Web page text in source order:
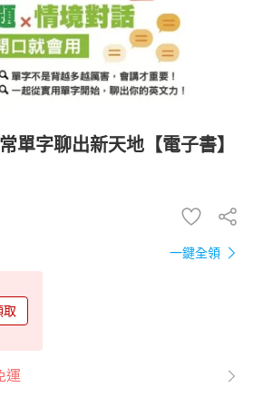
單字聊出新天地【電子書】
一鍵全領
取
運